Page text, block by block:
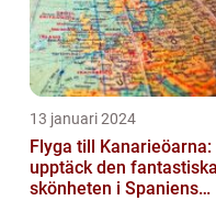
13 januari 2024
Flyga till Kanarieöarna:
upptäck den fantastiska
skönheten i Spaniens